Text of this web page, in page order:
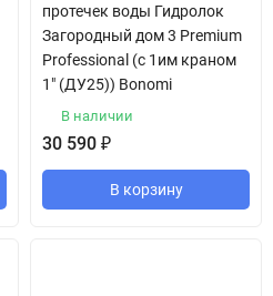
протечек воды Гидролок
Загородный дом 3 Premium
Professional (с 1им краном
1" (ДУ25)) Bonomi
В наличии
30 590 ₽
В корзину